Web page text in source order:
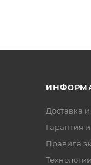
Доставка
Гарантия
Правила
Технологии